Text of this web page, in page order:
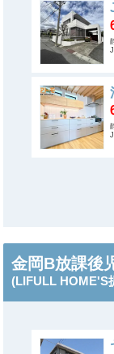
金岡B放課後
(LIFULL HOME'S